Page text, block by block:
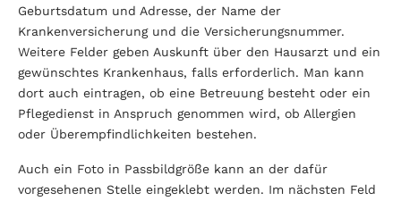
Geburtsdatum und Adresse, der Name der
Krankenversicherung und die Versicherungsnummer.
Weitere Felder geben Auskunft über den Hausarzt und ein
gewünschtes Krankenhaus, falls erforderlich. Man kann
dort auch eintragen, ob eine Betreuung besteht oder ein
Pflegedienst in Anspruch genommen wird, ob Allergien
oder Überempfindlichkeiten bestehen.
Auch ein Foto in Passbildgröße kann an der dafür
vorgesehenen Stelle eingeklebt werden. Im nächsten Feld